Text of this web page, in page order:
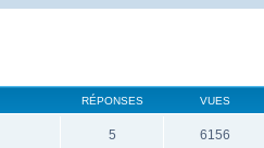
RÉPONSES VUES
5 6156